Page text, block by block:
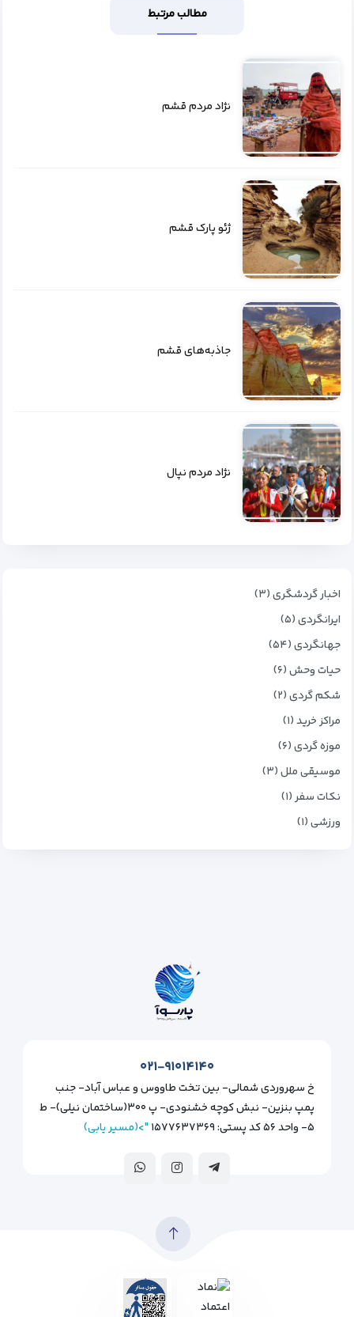
مطالب مرتبط
نژاد مردم قشم
ژئو پارک قشم
جاذبه‌های قشم
نژاد مردم نپال
اخبار گردشگری (۳)
ایرانگردی (۵)
جهانگردی (۵۴)
حیات وحش (۶)
شکم گردی (۲)
مراکز خرید (۱)
موزه گردی (۶)
موسیقی ملل (۳)
نکات سفر (۱)
ورزشی (۱)
۰۲۱-۹۱۰۱۴۱۴۰
خ سهروردی شمالی- بین تخت طاووس و عباس آباد- جنب
پمپ بنزین- نبش کوچه خشنودی- پ ۳۰۰(ساختمان نیلی)- ط
۵- واحد ۵۶ کد پستی: ۱۵۷۷۶۳۷۳۶۹
">(مسیر یابی)